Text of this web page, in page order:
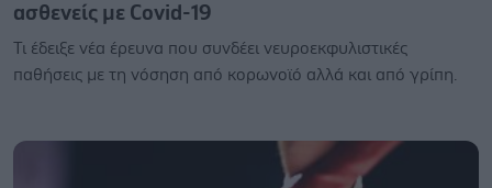
ασθενείς με Covid-19
Τι έδειξε νέα έρευνα που συνδέει νευροεκφυλιστικές
παθήσεις με τη νόσηση από κορωνοϊό αλλά και από γρίπη.